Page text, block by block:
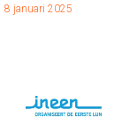
8 januari 2025